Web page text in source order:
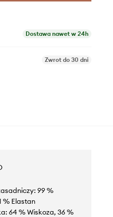
Dostawa nawet w 24h
Zwrot do 30 dni
99 %
% Elastan
64 % Wiskoza, 36 %